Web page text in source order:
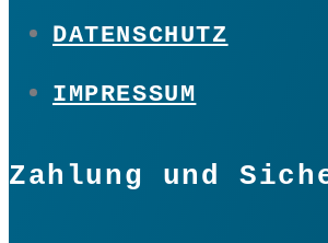
DATENSCHUTZ
IMPRESSUM
Zahlung und